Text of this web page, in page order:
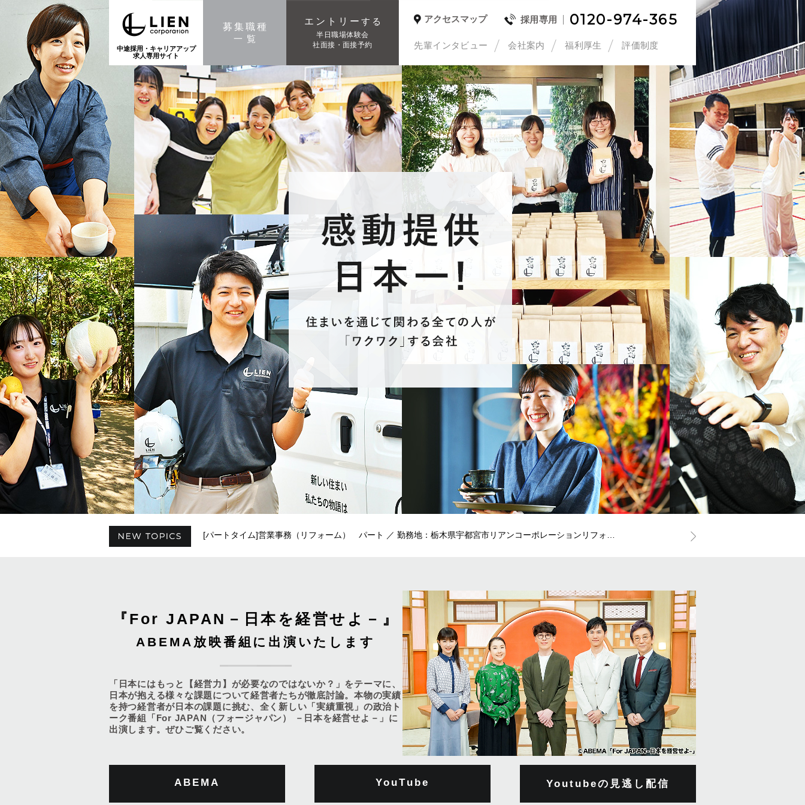
中途採用・キャリアアップ
求人専用サイト
募集職種
一覧
エントリー する
半日職場体験会
社面接・面接予約
アクセスマップ 採用専用 0120-974-365
先輩インタビュー 会社案内 福利厚生 評価制度
『For JAPAN－日本を経営せよ－』
ABEMA放映番組に出演いたします
「日本にはもっと【経営力】が必要なのではないか？」をテーマに、
日本が抱える様々な課題について経営者たちが徹底討論。本物の実績
を持つ経営者が日本の課題に挑む、全く新しい「実績重視」の政治ト
ーク番組「For JAPAN（フォージャパン） －日本を経営せよ－」に
出演します。ぜひご覧ください。
ABEMA YouTube Youtubeの見逃し配信